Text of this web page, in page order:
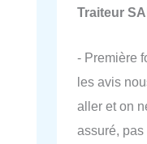
Traiteur
- Première
les avis
aller et on
assuré,